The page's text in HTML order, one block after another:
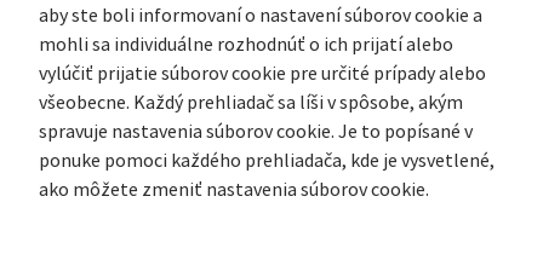
aby ste boli informovaní o nastavení súborov cookie a
mohli sa individuálne rozhodnúť o ich prijatí alebo
vylúčiť prijatie súborov cookie pre určité prípady alebo
všeobecne. Každý prehliadač sa líši v spôsobe, akým
spravuje nastavenia súborov cookie. Je to popísané v
ponuke pomoci každého prehliadača, kde je vysvetlené,
ako môžete zmeniť nastavenia súborov cookie.